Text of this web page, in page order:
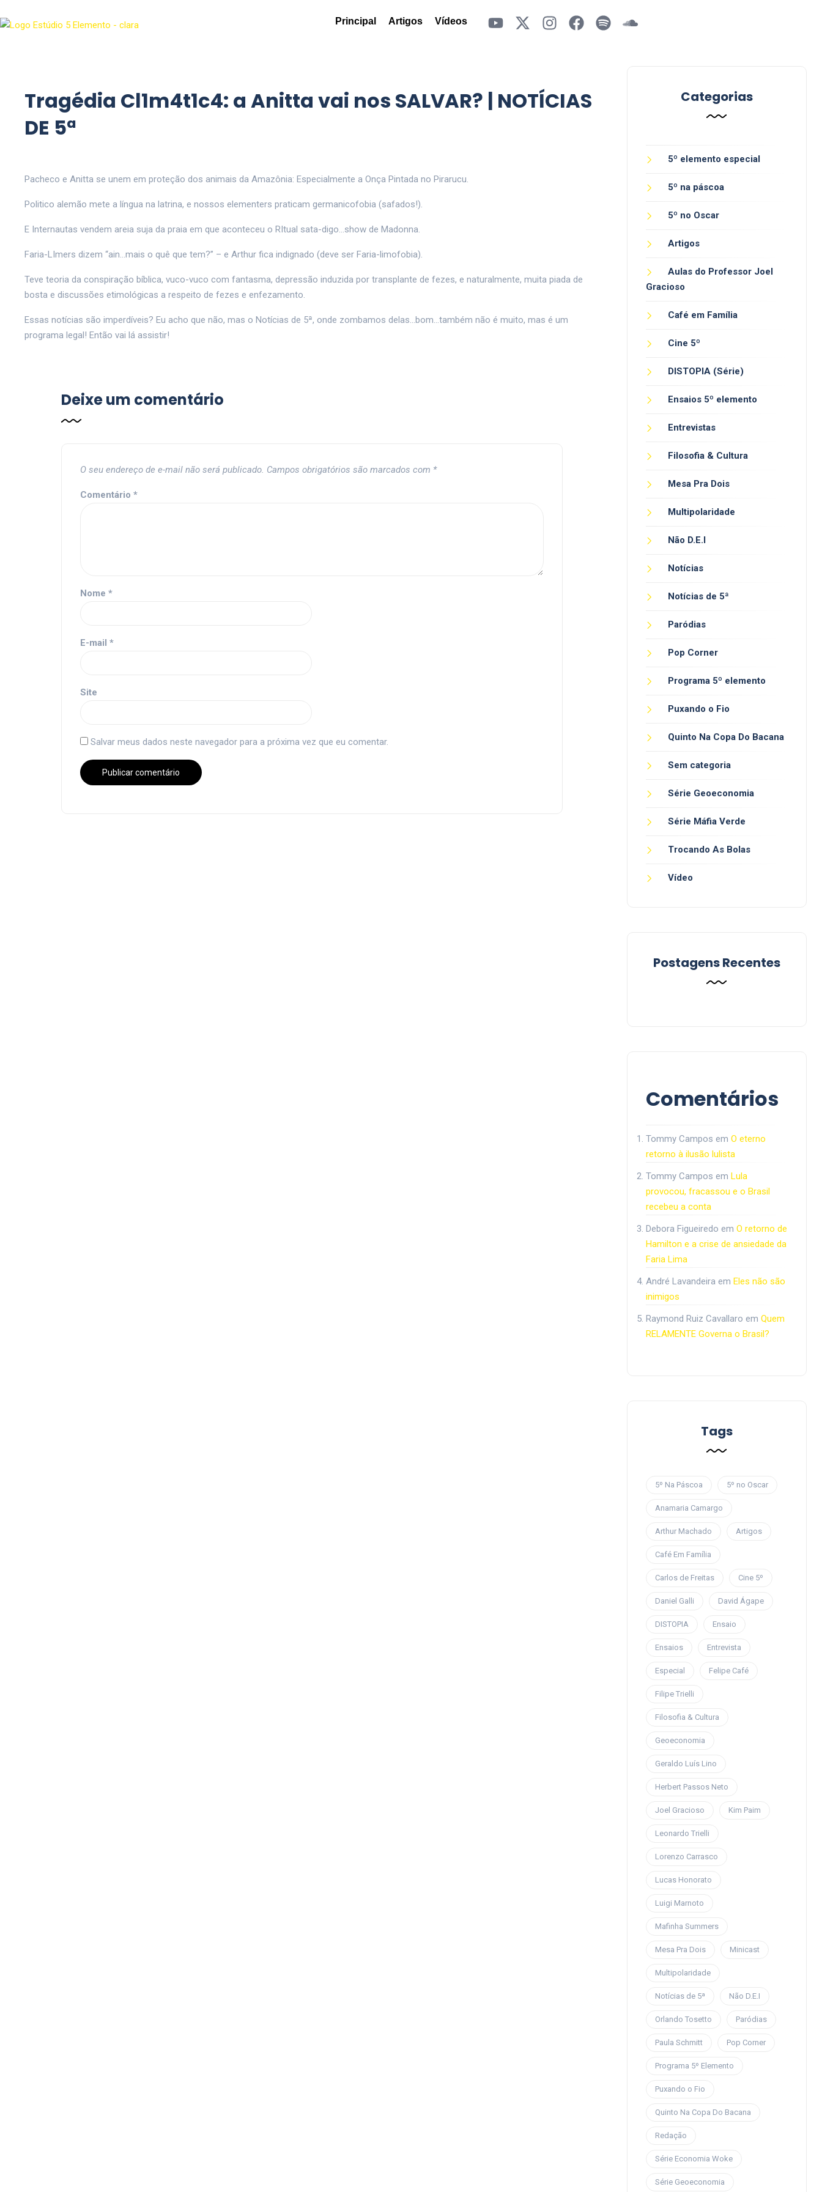
Principal Artigos Vídeos
Tragédia Cl1m4t1c4: a Anitta vai nos SALVAR? | NOTÍCIAS
DE 5ª
Pacheco e Anitta se unem em proteção dos animais da Amazônia: Especialmente a Onça Pintada no Pirarucu.
Politico alemão mete a língua na latrina, e nossos elementers praticam germanicofobia (safados!).
E Internautas vendem areia suja da praia em que aconteceu o RItual sata-digo…show de Madonna.
Faria-LImers dizem “ain…mais o quê que tem?” – e Arthur fica indignado (deve ser Faria-limofobia).
Teve teoria da conspiração bíblica, vuco-vuco com fantasma, depressão induzida por transplante de fezes, e naturalmente, muita piada de
bosta e discussões etimológicas a respeito de fezes e enfezamento.
Essas notícias são imperdíveis? Eu acho que não, mas o Notícias de 5ª, onde zombamos delas…bom…também não é muito, mas é um
programa legal! Então vai lá assistir!
Deixe um comentário
O seu endereço de e-mail não será publicado. Campos obrigatórios são marcados com *
Comentário *
Nome *
E-mail *
Site
Salvar meus dados neste navegador para a próxima vez que eu comentar.
Categorias
5º elemento especial
5º na páscoa
5º no Oscar
Artigos
Aulas do Professor Joel
Gracioso
Café em Família
Cine 5º
DISTOPIA (Série)
Ensaios 5º elemento
Entrevistas
Filosofia & Cultura
Mesa Pra Dois
Multipolaridade
Não D.E.I
Notícias
Notícias de 5ª
Paródias
Pop Corner
Programa 5º elemento
Puxando o Fio
Quinto Na Copa Do Bacana
Sem categoria
Série Geoeconomia
Série Máfia Verde
Trocando As Bolas
Vídeo
Postagens Recentes
Comentários
Tommy Campos em O eterno
retorno à ilusão lulista
Tommy Campos em Lula
provocou, fracassou e o Brasil
recebeu a conta
Debora Figueiredo em O retorno de
Hamilton e a crise de ansiedade da
Faria Lima
André Lavandeiraem Eles não são
inimigos
Raymond Ruiz Cavallaro em Quem
RELAMENTE Governa o Brasil?
Tags
5º Na Páscoa 5º no Oscar
Anamaria Camargo
Arthur Machado Artigos
Café Em Família
Carlos de Freitas Cine 5º
Daniel Galli David Ágape
DISTOPIA Ensaio
Ensaios Entrevista
Especial Felipe Café
Filipe Trielli
Filosofia & Cultura
Geoeconomia
Geraldo Luís Lino
Herbert Passos Neto
Joel Gracioso Kim Paim
Leonardo Trielli
Lorenzo Carrasco
Lucas Honorato
Luigi Marnoto
Mafinha Summers
Mesa Pra Dois Minicast
Multipolaridade
Notícias de 5ª Não D.E.I
Orlando Tosetto Paródias
Paula Schmitt Pop Corner
Programa 5º Elemento
Puxando o Fio
Quinto Na Copa Do Bacana
Redação
Série Economia Woke
Série Geoeconomia